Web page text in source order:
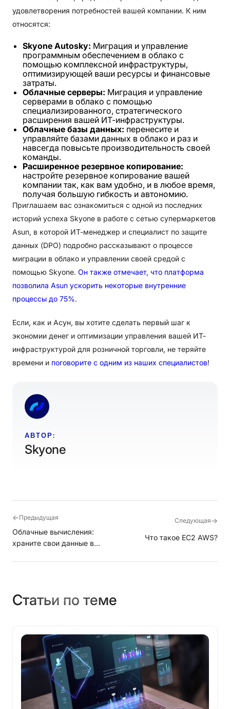
удовлетворения потребностей вашей компании. К ним
относятся:
Skyone Autosky: Миграция и управление
программным обеспечением в облако с
помощью комплексной инфраструктуры,
оптимизирующей ваши ресурсы и финансовые
затраты.
Облачные серверы: Миграция и управление
серверами в облако с помощью
специализированного, стратегического
расширения вашей ИТ-инфраструктуры.
Облачные базы данных: перенесите и
управляйте базами данных в облако и раз и
навсегда повысьте производительность своей
команды.
Расширенное резервное копирование:
настройте резервное копирование вашей
компании так, как вам удобно, и в любое время,
получая большую гибкость и автономию.
Приглашаем вас ознакомиться с одной из последних
историй успеха Skyone в работе с сетью супермаркетов
Asun, в которой ИТ-менеджер и специалист по защите
данных (DPO) подробно рассказывают о процессе
миграции в облако и управлении своей средой с
помощью Skyone. Он также отмечает, что платформа
позволила Asun ускорить некоторые внутренние
процессы до 75%.
Если, как и Асун, вы хотите сделать первый шаг к
экономии денег и оптимизации управления вашей ИТ-
инфраструктурой для розничной торговли, не теряйте
времени и поговорите с одним из наших специалистов!
АВТОР:
Skyone
←Предыдущая
Облачные вычисления:
храните свои данные в
Следующая→
Что такое EC2 AWS?
Статьи по теме